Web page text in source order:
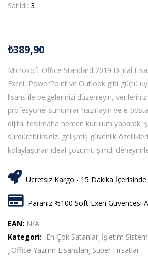
Satıldı: 3
₺389,90
Microsoft Office Standard 2019 Dijital
Excel, PowerPoint ve Outlook gibi güçlü
lisans ile belgelerinizi düzenleyin,
profesyonel sunumlar hazırlayın ve e-
dijital teslimatla hemen kurulum yaparak
sürdürebilirsiniz. gelişmiş güvenlik
kolaylaştıran ideal çözümü şimdi
Ücretsiz Kargo - 15 Dakika
Paranız %100 Soft Exen Güvencesi
EAN: N/A
Kategori:
En Çok Satanlar İşletim
Office Yazılım Lisansları Süper Fırsatlar